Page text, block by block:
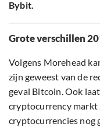
Bybit.
Grote verschillen
Volgens Morehead
zijn geweest van de
geval Bitcoin. Ook
cryptocurrency markt
cryptocurrencies nog